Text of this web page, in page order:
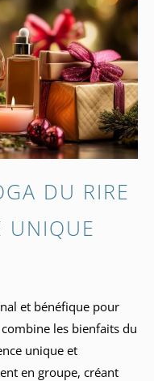
DU RIRE
UNIQUE
et bénéfique pour
les bienfaits du
unique et
en groupe, créant